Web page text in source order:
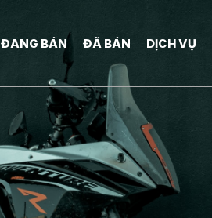
ĐANG BÁN ĐÃ BÁN DỊCH VỤ